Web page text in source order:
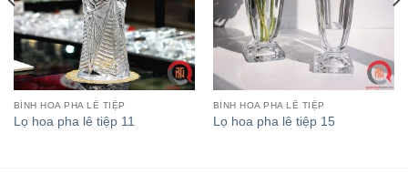
BÌNH HOA PHA LÊ TIỆP
Lọ hoa pha lê tiệp 11
BÌNH HOA PHA LÊ TIỆP
Lọ hoa pha lê tiệp 15